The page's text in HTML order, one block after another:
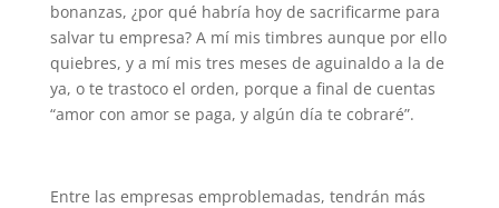
bonanzas, ¿por qué habría hoy de sacrificarme para
salvar tu empresa? A mí mis timbres aunque por ello
quiebres, y a mí mis tres meses de aguinaldo a la de
ya, o te trastoco el orden, porque a final de cuentas
“amor con amor se paga, y algún día te cobraré”.
Entre las empresas emproblemadas, tendrán más